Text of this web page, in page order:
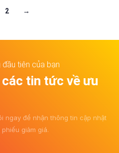
trên
sản
Các
tùy
thể
được
2 →
tiên của bạn
tin tức về ưu
ngay để nhận thông tin cập nhật
giảm giá.